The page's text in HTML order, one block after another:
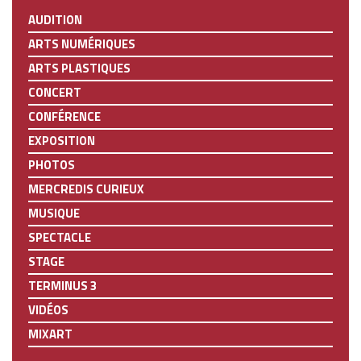
AUDITION
ARTS NUMÉRIQUES
ARTS PLASTIQUES
CONCERT
CONFÉRENCE
EXPOSITION
PHOTOS
MERCREDIS CURIEUX
MUSIQUE
SPECTACLE
STAGE
TERMINUS 3
VIDÉOS
MIXART